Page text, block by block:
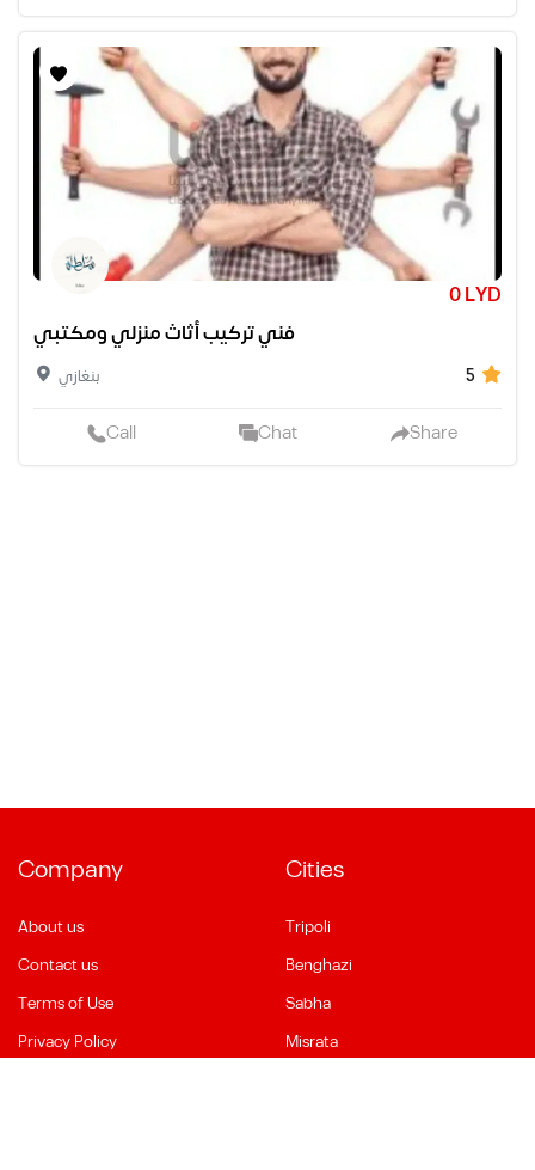
0 LYD
فني تركيب أثاث منزلي ومكتبي
بنغازي 5
Call Chat Share
Company
About us
Contact us
Terms of Use
Privacy Policy
Cities
Tripoli
Benghazi
Sabha
Misrata